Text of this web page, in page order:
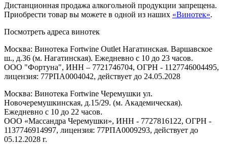
Дистанционная продажа алкогольной продукции запрещена.
Приобрести товар вы можете в одной из наших «Винотек».
Посмотреть адреса винотек
Москва: Винотека Fortwine Outlet Нагатинская. Варшавское
ш., д.36 (м. Нагатинская). Ежедневно с 10 до 23 часов.
ООО "Фортуна", ИНН – 7721746704, ОГРН - 1127746004495,
лицензия: 77РПА0004042, действует до 24.05.2028
Москва: Винотека Fortwine Черемушки ул.
Новочеремушкинская, д.15/29. (м. Академическая).
Ежедневно с 10 до 22 часов.
ООО «Массандра Черемушки», ИНН - 7727816122, ОГРН -
1137746914997, лицензия: 77РПА0009293, действует до
05.12.2028 г.